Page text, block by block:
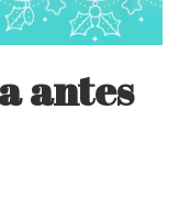
antes